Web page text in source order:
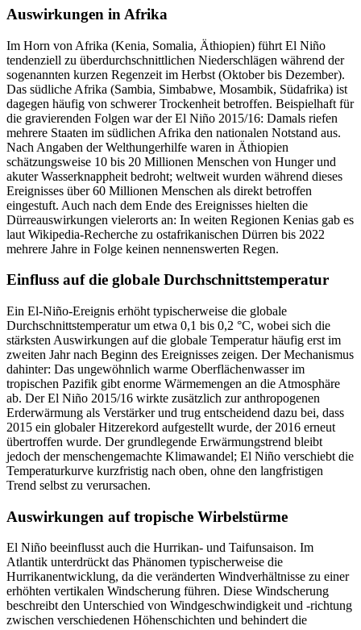
Auswirkungen in Afrika
Im Horn von Afrika (Kenia, Somalia, Äthiopien) führt El Niño
tendenziell zu überdurchschnittlichen Niederschlägen während der
sogenannten kurzen Regenzeit im Herbst (Oktober bis Dezember).
Das südliche Afrika (Sambia, Simbabwe, Mosambik, Südafrika) ist
dagegen häufig von schwerer Trockenheit betroffen. Beispielhaft für
die gravierenden Folgen war der El Niño 2015/16: Damals riefen
mehrere Staaten im südlichen Afrika den nationalen Notstand aus.
Nach Angaben der Welthungerhilfe waren in Äthiopien
schätzungsweise 10 bis 20 Millionen Menschen von Hunger und
akuter Wasserknappheit bedroht; weltweit wurden während dieses
Ereignisses über 60 Millionen Menschen als direkt betroffen
eingestuft. Auch nach dem Ende des Ereignisses hielten die
Dürreauswirkungen vielerorts an: In weiten Regionen Kenias gab es
laut Wikipedia-Recherche zu ostafrikanischen Dürren bis 2022
mehrere Jahre in Folge keinen nennenswerten Regen.
Einfluss auf die globale Durchschnittstemperatur
Ein El-Niño-Ereignis erhöht typischerweise die globale
Durchschnittstemperatur um etwa 0,1 bis 0,2 °C, wobei sich die
stärksten Auswirkungen auf die globale Temperatur häufig erst im
zweiten Jahr nach Beginn des Ereignisses zeigen. Der Mechanismus
dahinter: Das ungewöhnlich warme Oberflächenwasser im
tropischen Pazifik gibt enorme Wärmemengen an die Atmosphäre
ab. Der El Niño 2015/16 wirkte zusätzlich zur anthropogenen
Erderwärmung als Verstärker und trug entscheidend dazu bei, dass
2015 ein globaler Hitzerekord aufgestellt wurde, der 2016 erneut
übertroffen wurde. Der grundlegende Erwärmungstrend bleibt
jedoch der menschengemachte Klimawandel; El Niño verschiebt die
Temperaturkurve kurzfristig nach oben, ohne den langfristigen
Trend selbst zu verursachen.
Auswirkungen auf tropische Wirbelstürme
El Niño beeinflusst auch die Hurrikan- und Taifunsaison. Im
Atlantik unterdrückt das Phänomen typischerweise die
Hurrikanentwicklung, da die veränderten Windverhältnisse zu einer
erhöhten vertikalen Windscherung führen. Diese Windscherung
beschreibt den Unterschied von Windgeschwindigkeit und -richtung
zwischen verschiedenen Höhenschichten und behindert die